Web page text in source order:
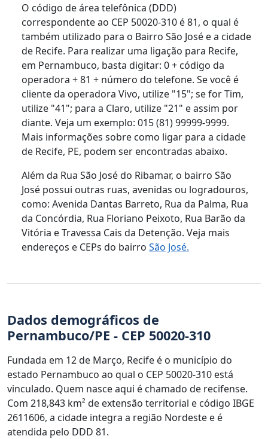
O código de área telefônica (DDD)
correspondente ao CEP 50020-310 é 81, o qual é
também utilizado para o Bairro São José e a cidade
de Recife. Para realizar uma ligação para Recife,
em Pernambuco, basta digitar: 0 + código da
operadora + 81 + número do telefone. Se você é
cliente da operadora Vivo, utilize "15"; se for Tim,
utilize "41"; para a Claro, utilize "21" e assim por
diante. Veja um exemplo: 015 (81) 99999-9999.
Mais informações sobre como ligar para a cidade
de Recife, PE, podem ser encontradas abaixo.
Além da Rua São José do Ribamar, o bairro São
José possui outras ruas, avenidas ou logradouros,
como: Avenida Dantas Barreto, Rua da Palma, Rua
da Concórdia, Rua Floriano Peixoto, Rua Barão da
Vitória e Travessa Cais da Detenção. Veja mais
endereços e CEPs do bairro São José.
Dados demográficos de
Pernambuco/PE - CEP 50020-310
Fundada em 12 de Março, Recife é o município do
estado Pernambuco ao qual o CEP 50020-310 está
vinculado. Quem nasce aqui é chamado de recifense.
Com 218,843 km² de extensão territorial e código IBGE
2611606, a cidade integra a região Nordeste e é
atendida pelo DDD 81.